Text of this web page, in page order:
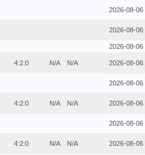
2026-08-06
2026-08-06
2026-08-06
4:2:0 N/A N/A 2026-08-06
2026-08-06
4:2:0 N/A N/A 2026-08-06
2026-08-06
4:2:0 N/A N/A 2026-08-06